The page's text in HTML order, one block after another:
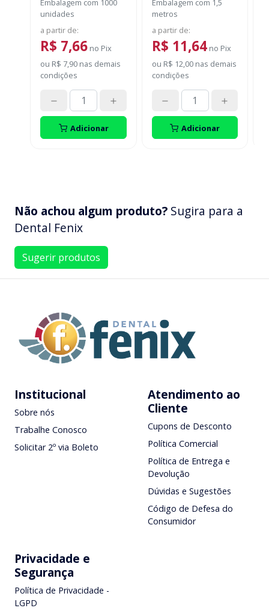
Embalagem com 1000
unidades
a partir de:
R$ 7,66 no Pix
ou R$ 7,90 nas demais
condições
Adicionar
Embalagem com 1,5
metros
a partir de:
R$ 11,64 no Pix
ou R$ 12,00nas demais
condições
Adicionar
Não achou algum produto? Sugira para a
Dental Fenix
Sugerir produtos
Institucional
Sobre nós
Trabalhe Conosco
Solicitar 2º via Boleto
Atendimento ao
Cliente
Cupons de Desconto
Política Comercial
Política de Entrega e
Devolução
Dúvidas e Sugestões
Código de Defesa do
Consumidor
Privacidade e
Segurança
Política de Privacidade -
LGPD